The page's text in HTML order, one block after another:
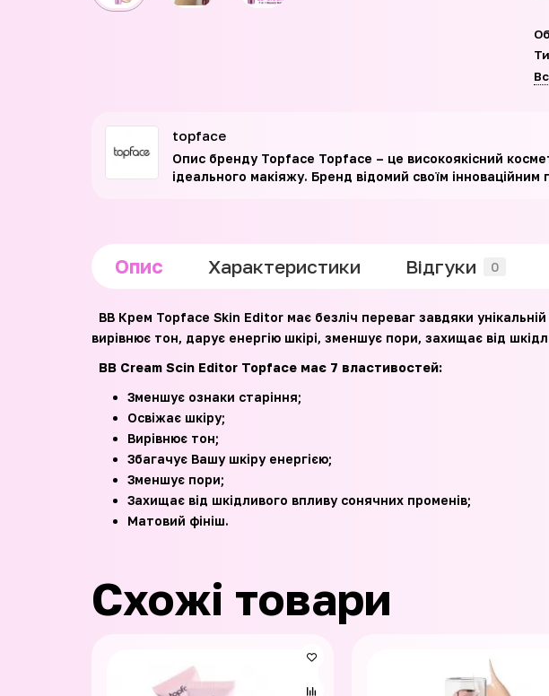
topface
Опис бренду Topface Topface – це високоякісний
ідеального макіяжу. Бренд відомий своїм
Опис Характеристики Відгуки 0
BB Крем Topface Skin Editor має безліч переваг завдяки
вирівнює тон, дарує енергію шкірі, зменшує пори, захищає від
BB Cream Scin Editor Topface має 7 властивостей:
Зменшує ознаки старіння;
Освіжає шкіру;
Вирівнює тон;
Збагачує Вашу шкіру енергією;
Зменшує пори;
Захищає від шкідливого впливу сонячних променів;
Матовий фініш.
Схожі товари